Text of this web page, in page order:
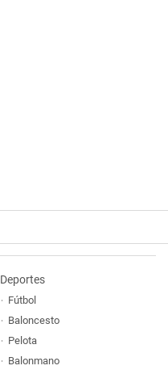
Deportes
Fútbol
Baloncesto
Pelota
Balonmano